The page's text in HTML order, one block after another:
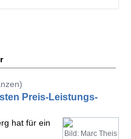
Preis-Leistungs-
Bild: Marc Theis
hat für ein